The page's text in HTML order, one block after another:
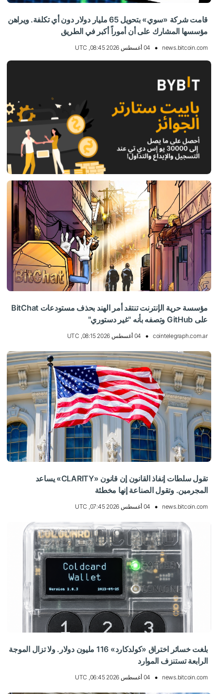
قامت شركة «سوي» بتحويل 65 مليار دولار دون أي تكلفة. ويراهن
مؤسسها المشارك على أن أموراً أكبر في الطريق
news.bitcoin.com 04 أغسطس 2026 08:45, UTC
مؤسسة حرية الإنترنت تنتقد أمر الهند بحذف مستودعات BitChat
على GitHub وتصفه بأنه "غير دستوري"
cointelegraph.com.ar 04 أغسطس 2026 08:15, UTC
تقول سلطات إنفاذ القانون إن قانون «CLARITY» يساعد
المجرمين. وتقول الصناعة إنها مخطئة
news.bitcoin.com 04 أغسطس 2026 07:45, UTC
بلغت خسائر اختراق «كولدكارد» 116 مليون دولار. ولا تزال الموجة
الرابعة تستنزف الموارد
news.bitcoin.com 04 أغسطس 2026 06:45, UTC